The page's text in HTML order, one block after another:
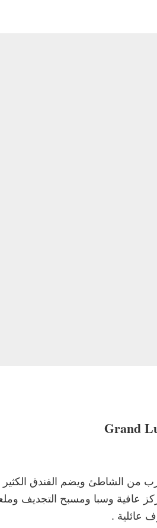
Grand
من الشاطئ ويضم الفندق
وسبا ومسبح التجديف وملعب
عائلية .